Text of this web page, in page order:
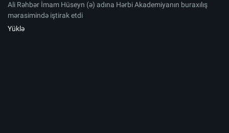
Ali Rəhbər İmam Hüseyn (ə) adına Hərbi Akademiyanın buraxılış
mərasimində iştirak etdi
Yüklə